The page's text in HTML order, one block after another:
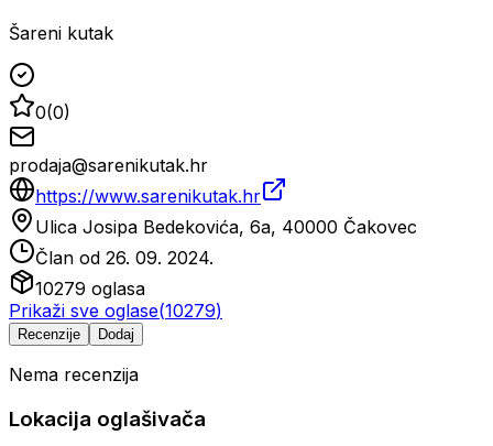
Šareni kutak
0(0)
prodaja@sarenikutak.hr
https://www.sarenikutak.hr
Ulica Josipa Bedekovića, 6a, 40000 Čakovec
Član od 26. 09. 2024.
10279 oglasa
Prikaži sve oglase(10279)
Recenzije Dodaj
Nema recenzija
Lokacija oglašivača